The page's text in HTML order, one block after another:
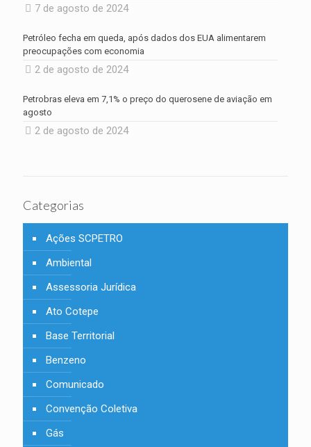
7 de agosto de 2024
Petróleo fecha em queda, após dados dos EUA alimentarem
preocupações com economia
2 de agosto de 2024
Petrobras eleva em 7,1% o preço do querosene de aviação em
agosto
2 de agosto de 2024
Categorias
Ações SCPETRO
Ambiental
Assessoria Jurídica
Ato Cotepe
Base Territorial
Benzeno
Comunicado
Convenção Coletiva
Gás